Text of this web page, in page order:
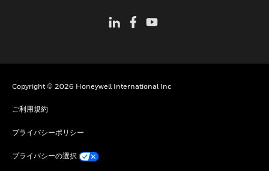
Copyright © 2026 Honeywell International Inc
ご利用規約
プライバシーポリシー
プライバシーの選択